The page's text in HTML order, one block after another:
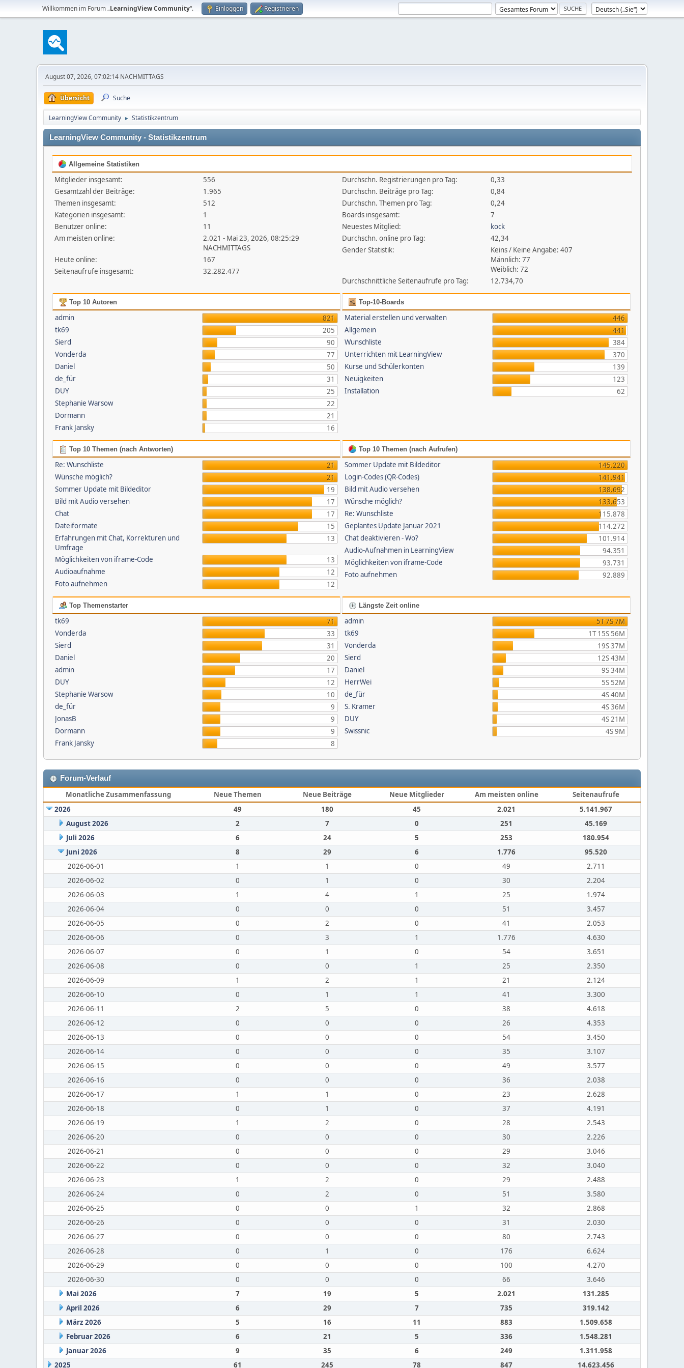
Willkommen im Forum „LearningView Community“. Einloggen Registrieren
August 07, 2026, 07:02:14 NACHMITTAGS
Übersicht Suche
LearningView Community ► Statistikzentrum
LearningView Community - Statistikzentrum
Allgemeine Statistiken
Mitglieder insgesamt:
556
Gesamtzahl der Beiträge:
1.965
Themen insgesamt:
512
Kategorien insgesamt:
1
Benutzer online:
11
Am meisten online:
2.021 - Mai 23, 2026, 08:25:29
NACHMITTAGS
Heute online:
167
Seitenaufrufe insgesamt:
32.282.477
Durchschn. Registrierungen pro Tag:
0,33
Durchschn. Beiträge pro Tag:
0,84
Durchschn. Themen pro Tag:
0,24
Boards insgesamt:
7
Neuestes Mitglied:
kock
Durchschn. online pro Tag:
42,34
Gender Statistik:
Keins / Keine Angabe: 407
Männlich: 77
Weiblich: 72
Durchschnittliche Seitenaufrufe pro Tag:
12.734,70
Top 10 Autoren
admin
821
tk69
205
Sierd
90
Vonderda
77
Daniel
50
de_für
31
DUY
25
Stephanie Warsow
22
Dormann
21
Frank Jansky
16
Top-10-Boards
Material erstellen und verwalten
446
Allgemein
441
Wunschliste
384
Unterrichten mit LearningView
370
Kurse und Schülerkonten
139
Neuigkeiten
123
Installation
62
Top 10 Themen (nach Antworten)
Re: Wunschliste
21
Wünsche möglich?
21
Sommer Update mit Bildeditor
19
Bild mit Audio versehen
17
Chat
17
Dateiformate
15
Erfahrungen mit Chat, Korrekturen und
Umfrage
13
Möglichkeiten von iframe-Code
13
Audioaufnahme
12
Foto aufnehmen
12
Top 10 Themen (nach Aufrufen)
Sommer Update mit Bildeditor
145.220
Login-Codes (QR-Codes)
141.941
Bild mit Audio versehen
138.692
Wünsche möglich?
133.653
Re: Wunschliste
115.878
Geplantes Update Januar 2021
114.272
Chat deaktivieren - Wo?
101.914
Audio-Aufnahmen in LearningView
94.351
Möglichkeiten von iframe-Code
93.731
Foto aufnehmen
92.889
Top Themenstarter
tk69
71
Vonderda
33
Sierd
31
Daniel
20
admin
17
DUY
12
Stephanie Warsow
10
de_für
9
JonasB
9
Dormann
9
Frank Jansky
8
Längste Zeit online
admin
5T 7S 7M
tk69
1T 15S 56M
Vonderda
19S 37M
Sierd
12S 43M
Daniel
9S 34M
HerrWei
5S 52M
de_für
4S 40M
S. Kramer
4S 36M
DUY
4S 21M
Swissnic
4S 9M
Forum-Verlauf
Monatliche Zusammenfassung Neue Themen Neue Beiträge Neue Mitglieder Am meisten online
Seitenaufrufe
2026
49 180 45 2.021
5.141.967
August 2026
2 7 0 251
45.169
Juli 2026
6 24 5 253
180.954
Juni 2026
8 29 6 1.776
95.520
2026-06-01
1 1 0 49
2.711
2026-06-02
0 1 0 30
2.204
2026-06-03
1 4 1 25
1.974
2026-06-04
0 0 0 51
3.457
2026-06-05
0 2 0 41
2.053
2026-06-06
0 3 1 1.776
4.630
2026-06-07
0 1 0 54
3.651
2026-06-08
0 0 1 25
2.350
2026-06-09
1 2 1 21
2.124
2026-06-10
0 1 1 41
3.300
2026-06-11
2 5 0 38
4.618
2026-06-12
0 0 0 26
4.353
2026-06-13
0 0 0 54
3.450
2026-06-14
0 0 0 35
3.107
2026-06-15
0 0 0 49
3.577
2026-06-16
0 0 0 36
2.038
2026-06-17
1 1 0 23
2.628
2026-06-18
0 1 0 37
4.191
2026-06-19
1 2 0 28
2.543
2026-06-20
0 0 0 30
2.226
2026-06-21
0 0 0 29
3.046
2026-06-22
0 0 0 32
3.040
2026-06-23
1 2 0 29
2.488
2026-06-24
0 2 0 51
3.580
2026-06-25
0 0 1 32
2.868
2026-06-26
0 0 0 31
2.030
2026-06-27
0 0 0 80
2.743
2026-06-28
0 1 0 176
6.624
2026-06-29
0 0 0 100
4.270
2026-06-30
0 0 0 66
3.646
Mai 2026
7 19 5 2.021
131.285
April 2026
6 29 7 735
319.142
März 2026
5 16 11 883
1.509.658
Februar 2026
6 21 5 336
1.548.281
Januar 2026
9 35 6 249
1.311.958
2025
61 245 78 847 14.623.456